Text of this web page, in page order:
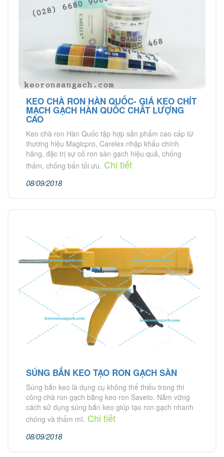
KEO CHÀ RON HÀN QUỐC- GIÁ KEO CHÍT
MẠCH GẠCH HÀN QUỐC CHẤT LƯỢNG
CAO
Keo chà ron Hàn Quốc tập hợp sản phẩm cao cấp từ
thương hiệu Magicpro, Carelex nhập khẩu chính
hãng, đặc trị sự cố ron sàn gạch hiệu quả, chống
thấm, chống bẩn tối ưu. Chi tiết
08/09/2018
SÚNG BẮN KEO TẠO RON GẠCH SÀN
Súng bắn keo là dụng cụ không thể thiếu trong thi
công chà ron gạch bằng keo ron Saveto. Nắm vững
cách sử dụng súng bắn keo giúp tạo ron gạch nhanh
chóng và thẩm mĩ. Chi tiết
08/09/2018